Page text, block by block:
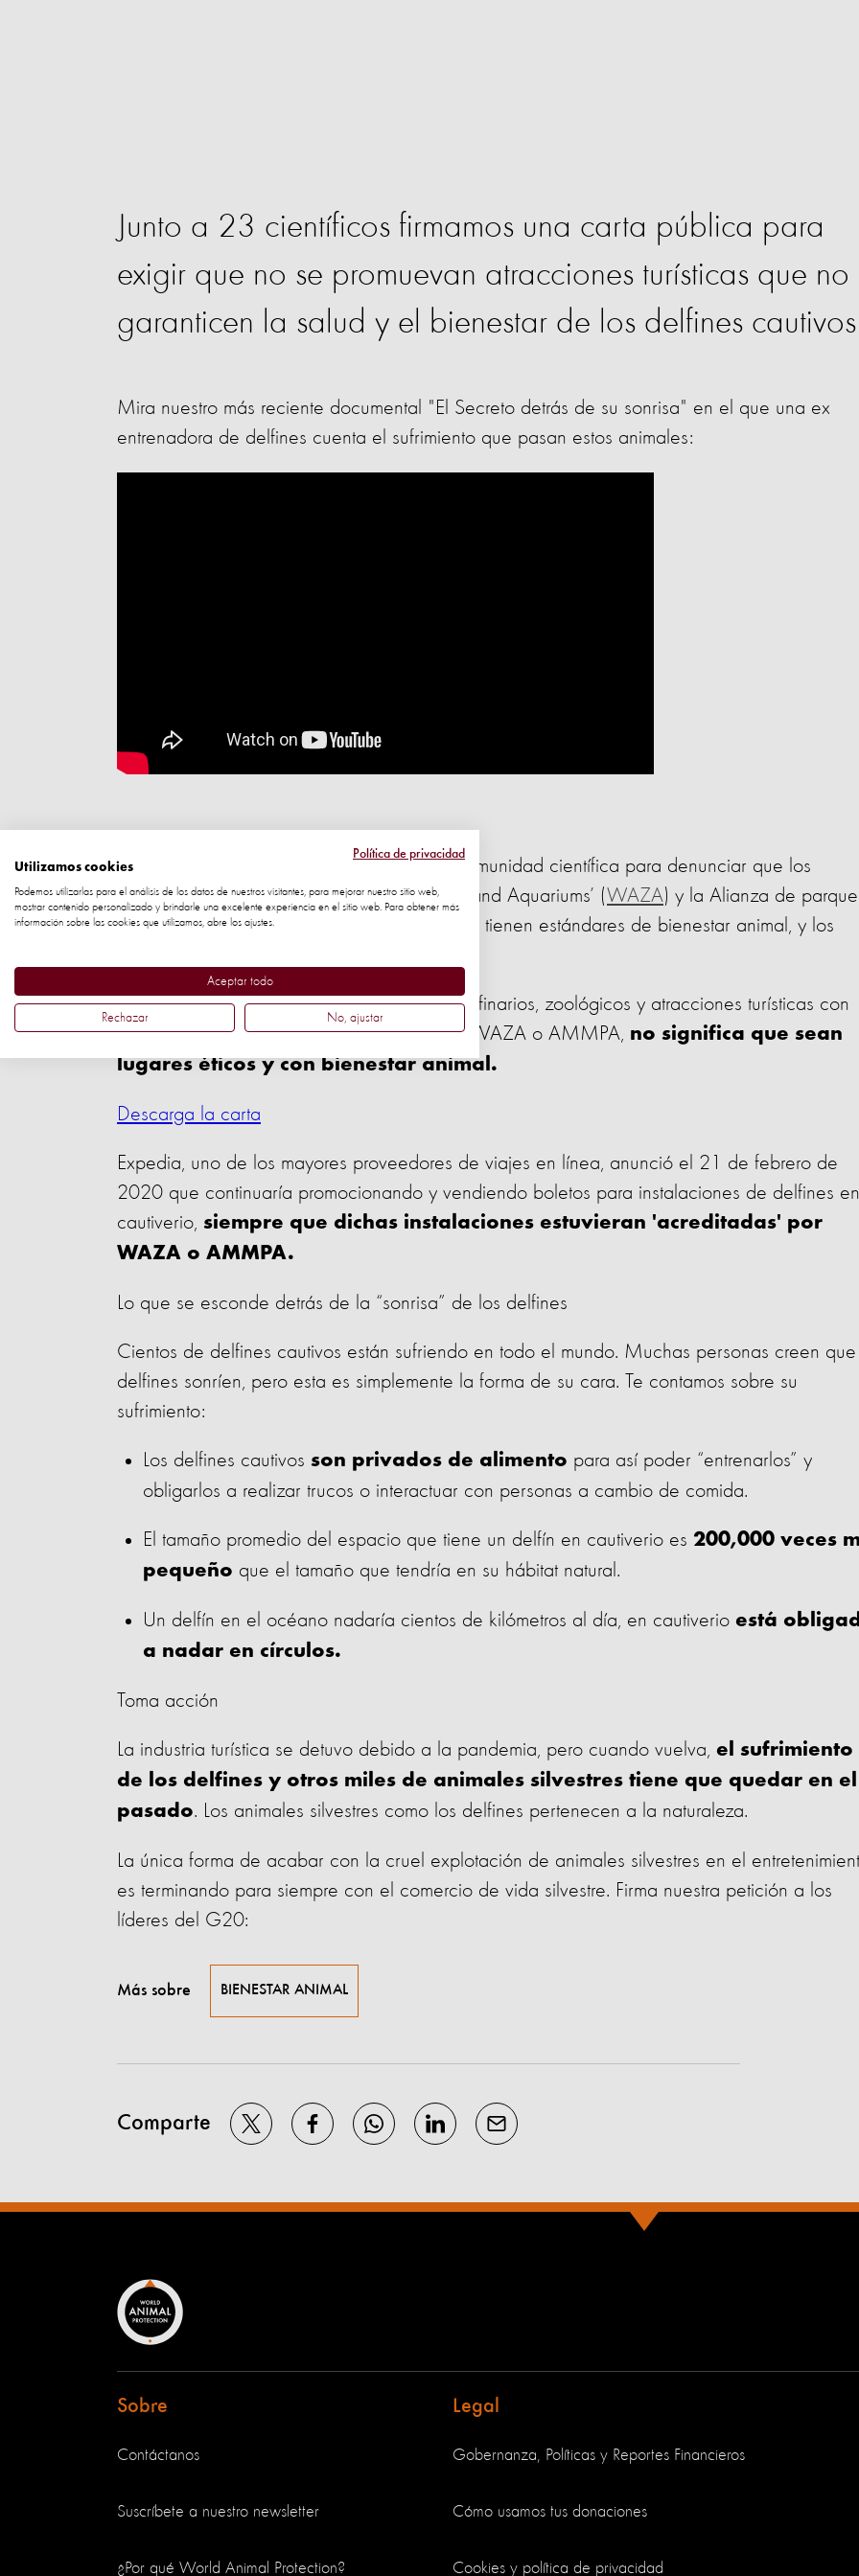
Junto a 23 científicos firmamos una carta pública para
exigir que no se promuevan atracciones turísticas que no
garanticen la salud y el bienestar de los delfines
Mira nuestro más reciente documental "El Secreto detrás de su sonrisa" en el que una ex
entrenadora de delfines cuenta el sufrimiento que pasan estos animales:
Levantamos la voz junto a miembros de la comunidad científica para denunciar que los
protocolos de la World Association of Zoos and Aquariums’ (WAZA) y la Alianza de
acuarios de mamíferos marinos (AMMPA) no tienen estándares de bienestar animal, y los
En la carta señalamos como los acuarios, delfinarios, zoológicos y atracciones turísticas con
delfines cautivos que estén acreditadas por WAZA o AMMPA, no significa que sean
lugares éticos y con bienestar animal.
Descarga la carta
Expedia, uno de los mayores proveedores de viajes en línea, anunció el 21 de febrero de
2020 que continuaría promocionando y vendiendo boletos para instalaciones de delfines en
cautiverio, siempre que dichas instalaciones estuvieran 'acreditadas' por
WAZA o AMMPA.
Lo que se esconde detrás de la “sonrisa” de los delfines
Cientos de delfines cautivos están sufriendo en todo el mundo. Muchas personas creen
delfines sonríen, pero esta es simplemente la forma de su cara. Te contamos sobre su
sufrimiento:
Los delfines cautivos son privados de alimento para así poder “entrenarlos” y
obligarlos a realizar trucos o interactuar con personas a cambio de comida.
El tamaño promedio del espacio que tiene un delfín en cautiverio es 200,000 veces
pequeño que el tamaño que tendría en su hábitat natural.
Un delfín en el océano nadaría cientos de kilómetros al día, en cautiverio está
a nadar en círculos.
Toma acción
La industria turística se detuvo debido a la pandemia, pero cuando vuelva, el sufrimiento
de los delfines y otros miles de animales silvestres tiene que quedar en el
pasado. Los animales silvestres como los delfines pertenecen a la naturaleza.
La única forma de acabar con la cruel explotación de animales silvestres en el
es terminando para siempre con el comercio de vida silvestre. Firma nuestra petición a los
líderes del G20:
Más sobre BIENESTAR ANIMAL
Comparte
Sobre
Contáctanos
Suscríbete a nuestro newsletter
¿Por qué World Animal Protection?
Legal
Gobernanza, Políticas y Reportes Financieros
Cómo usamos tus donaciones
Cookies y política de privacidad
Política de privacidad
Utilizamos cookies
Podemos utilizarlas para el análisis de los datos de nuestros visitantes, para mejorar nuestro sitio web,
mostrar contenido personalizado y brindarle una excelente experiencia en el sitio web. Para obtener más
información sobre las cookies que utilizamos, abre los ajustes.
Aceptar todo
Rechazar No, ajustar